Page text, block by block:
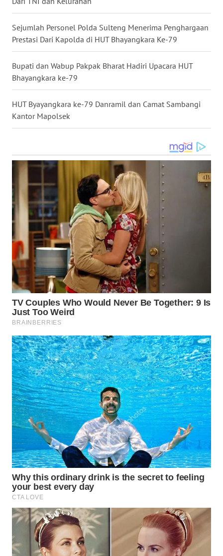
Sejumlah Personel Polda Sulteng Menerima Penghargaan
Prestasi Dari Kapolda di HUT Bhayangkara Ke-79
Bupati dan Wabup Pakpak Bharat Hadiri Upacara HUT
Bhayangkara ke-79
HUT Byayangkara ke-79 Danramil dan Camat Sambangi
Kantor Mapolsek
MALUKU
MALUT
DAIRI
WN
NIAS
WN
LANGKAT
WN
TAPANULI
SELATAN
WN
TANJUNG
LESUNG
WN
KARO
WN
SIMALUNGUN
WN
LABUHANBATU
WN
TAPANULI
TENGAH
SERDANG
WN
TEBING